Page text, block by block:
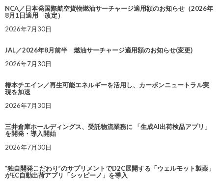
NCA／日本発国際航空貨物燃油サーチャージ適用額のお知らせ（2026年
8月1日適用 改定）
2026年7月30日
JAL／2026年8月前半 燃油サーチャージ適用額のお知らせ(変更)
2026年7月30日
椿本チエイン／再生可能エネルギーを活用し、カーボンニュートラル実
現を加速
2026年7月30日
三井倉庫ホールディングス、受託物流業務に 「生成AI出荷検品アプリ」
を開発・導入開始
2026年7月30日
“独自開発こだわり”のサプリメントでD2C展開する「ウェルモット製薬」
がEC自動出荷アプリ「シッピーノ」を導入